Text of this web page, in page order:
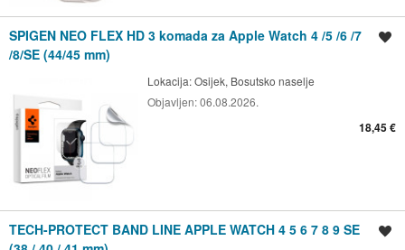
SPIGEN NEO FLEX HD 3 komada za Apple Watch 4 /5 /6 /7
/8/SE (44/45 mm)
Lokacija:Osijek, Bosutsko naselje
Objavljen:06.08.2026.
18,45 €
TECH-PROTECT BAND LINE APPLE WATCH 4 5 6 7 8 9 SE